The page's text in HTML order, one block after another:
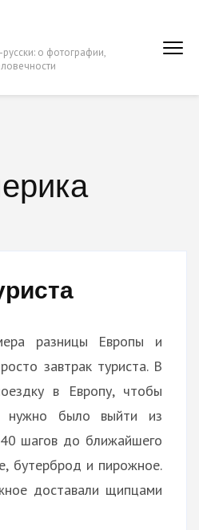
о фотографии,
разницы Европы и
завтрак туриста. В
в Европу, чтобы
нужно было выйти из
шагов до ближайшего
бутерброд и пирожное.
доставали щипцами